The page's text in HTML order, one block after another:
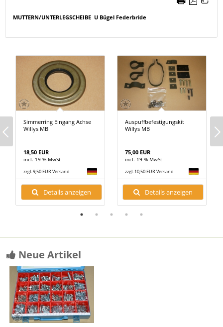
MUTTERN/UNTERLEGSCHEIBE U Bügel Federbride
Simmerring Eingang Achse
Willys MB
18,50 EUR
incl. 19 % MwSt
zzgl. 9,50 EUR Versand
Details anzeigen
Auspuffbefestigungskit
Willys MB
75,00 EUR
incl. 19 % MwSt
zzgl. 10,50 EUR Versand
Details anzeigen
Neue Artikel